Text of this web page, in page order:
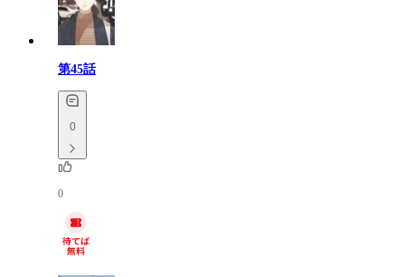
第45話
0
0